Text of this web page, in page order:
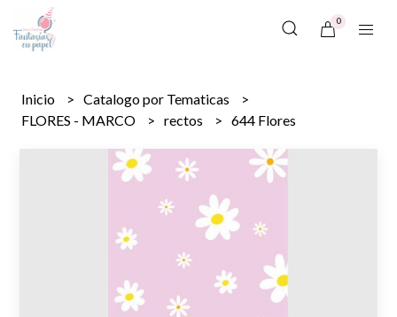
0
Inicio
Catalogo por Tematicas
FLORES - MARCO
rectos 644 Flores